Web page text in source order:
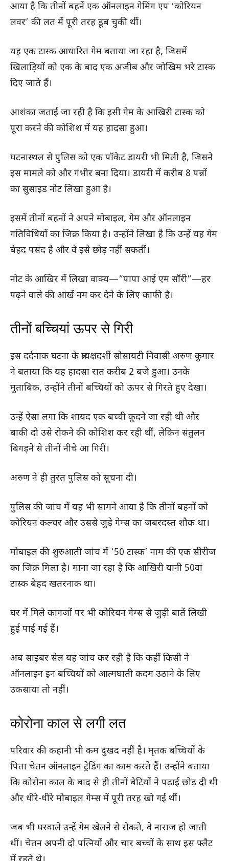
आया है कि तीनों बहनें एक ऑनलाइन गेमिंग एप ‘कोरियन
लवर’ की लत में पूरी तरह डूब चुकी थीं।
यह एक टास्क आधारित गेम बताया जा रहा है, जिसमें
खिलाड़ियों को एक के बाद एक अजीब और जोखिम भरे टास्क
दिए जाते हैं।
आशंका जताई जा रही है कि इसी गेम के आखिरी टास्क को
पूरा करने की कोशिश में यह हादसा हुआ।
घटनास्थल से पुलिस को एक पॉकेट डायरी भी मिली है, जिसने
इस मामले को और गंभीर बना दिया। डायरी में करीब 8 पन्नों
का सुसाइड नोट लिखा हुआ है।
इसमें तीनों बहनों ने अपने मोबाइल, गेम और ऑनलाइन
गतिविधियों का जिक्र किया है। उन्होंने लिखा है कि उन्हें यह गेम
बेहद पसंद है और वे इसे छोड़ नहीं सकतीं।
नोट के आखिर में लिखा वाक्य—“पापा आई एम सॉरी”—हर
पढ़ने वाले की आंखें नम कर देने के लिए काफी है।
तीनों बच्चियां ऊपर से गिरी
इस दर्दनाक घटना के प्रत्यक्षदर्शी सोसायटी निवासी अरुण कुमार
ने बताया कि यह हादसा रात करीब 2 बजे हुआ। उनके
मुताबिक, उन्होंने तीनों बच्चियों को ऊपर से गिरते हुए देखा।
उन्हें ऐसा लगा कि शायद एक बच्ची कूदने जा रही थी और
बाकी दो उसे रोकने की कोशिश कर रही थीं, लेकिन संतुलन
बिगड़ने से तीनों नीचे आ गिरीं।
अरुण ने ही तुरंत पुलिस को सूचना दी।
पुलिस की जांच में यह भी सामने आया है कि तीनों बहनों को
कोरियन कल्चर और उससे जुड़े गेम्स का जबरदस्त शौक था।
मोबाइल की शुरुआती जांच में ‘50 टास्क’ नाम की एक सीरीज
का जिक्र मिला है। माना जा रहा है कि आखिरी यानी 50वां
टास्क बेहद खतरनाक था।
घर में मिले कागजों पर भी कोरियन गेम्स से जुड़ी बातें लिखी
हुई पाई गई हैं।
अब साइबर सेल यह जांच कर रही है कि कहीं किसी ने
ऑनलाइन इन बच्चियों को आत्मघाती कदम उठाने के लिए
उकसाया तो नहीं।
कोरोना काल से लगी लत
परिवार की कहानी भी कम दुखद नहीं है। मृतक बच्चियों के
पिता चेतन ऑनलाइन ट्रेडिंग का काम करते हैं। उन्होंने बताया
कि कोरोना काल के बाद से ही तीनों बेटियों ने पढ़ाई छोड़ दी थी
और धीरे-धीरे मोबाइल गेम्स में पूरी तरह खो गई थीं।
जब भी घरवाले उन्हें गेम खेलने से रोकते, वे नाराज हो जाती
थीं। चेतन अपनी दो पत्नियों और चार बच्चों के साथ इस फ्लैट